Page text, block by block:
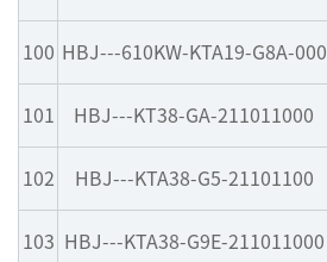
100 HBJ---610KW-KTA19-G8A-000
101 HBJ---KT38-GA-211011000
102 HBJ---KTA38-G5-21101100
103 HBJ---KTA38-G9E-211011000